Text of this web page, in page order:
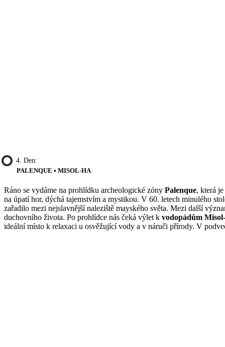
4. Den:
PALENQUE • MISOL-HA
Ráno se vydáme na prohlídku archeologické zóny Palenque, která
na úpatí hor, dýchá tajemstvím a mystikou. V 60. letech minulého
zařadilo mezi nejslavnější naleziště mayského světa. Mezi další
duchovního života. Po prohlídce nás čeká výlet k vodopádům
ideální místo k relaxaci u osvěžující vody a v náruči přírody. V